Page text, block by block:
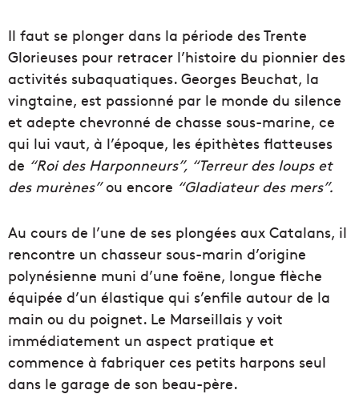
Il faut se plonger dans la période des Trente
Glorieuses pour retracer l’histoire du pionnier des
activités subaquatiques. Georges Beuchat, la
vingtaine, est passionné par le monde du silence
et adepte chevronné de chasse sous-marine, ce
qui lui vaut, à l’époque, les épithètes flatteuses
de “Roi des Harponneurs”, “Terreur des loups et
des murènes”ou encore “Gladiateur des mers”.
Au cours de l’une de ses plongées aux Catalans, il
rencontre un chasseur sous-marin d’origine
polynésienne muni d’une foëne, longue flèche
équipée d’un élastique qui s’enfile autour de la
main ou du poignet. Le Marseillais y voit
immédiatement un aspect pratique et
commence à fabriquer ces petits harpons seul
dans le garage de son beau-père.